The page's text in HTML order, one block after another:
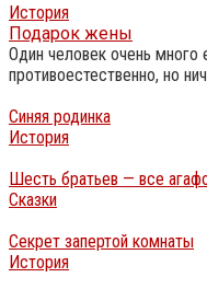
История
Подарок жены
Один человек очень много
противоестественно, но
Синяя родинка
История
Шесть братьев — все
Сказки
Секрет запертой комнаты
История